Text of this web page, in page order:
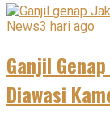
News3 hari ago
Ganjil
Diawasi